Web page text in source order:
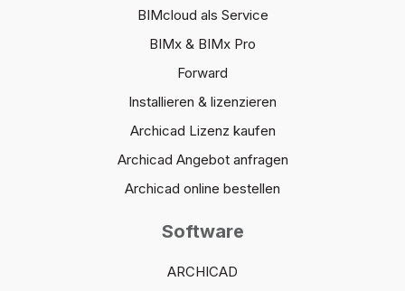
BIMcloud als Service
BIMx & BIMx Pro
Forward
Installieren & lizenzieren
Archicad Lizenz kaufen
Archicad Angebot anfragen
Archicad online bestellen
Software
ARCHICAD